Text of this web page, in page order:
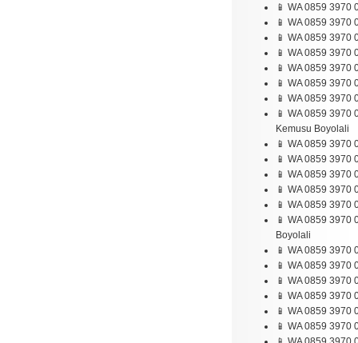
📱 WA 0859 3970
📱 WA 0859 3970
📱 WA 0859
📱 WA 0859
📱 WA 0859 3970
📱 WA 0859
📱 WA 0859 3970
📱 WA 0859 3970
Kemusu Boyolali
📱 WA 0859 3970
📱 WA 0859 3970
📱 WA 0859
📱 WA 0859 3970
📱 WA 0859
📱 WA 0859 3970
Boyolali
📱 WA 0859 3970
📱 WA 0859
📱 WA 0859 3970
📱 WA 0859
📱 WA 0859 3970
📱 WA 0859 3970